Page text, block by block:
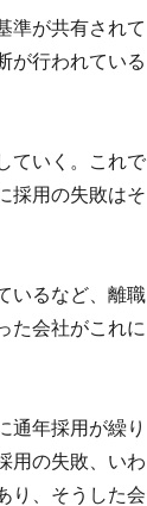
準が共有されて
が行われている
ていく。これで
採用の失敗はそ
いるなど、離職
た会社がこれに
通年採用が繰り
用の失敗、いわ
り、そうした会